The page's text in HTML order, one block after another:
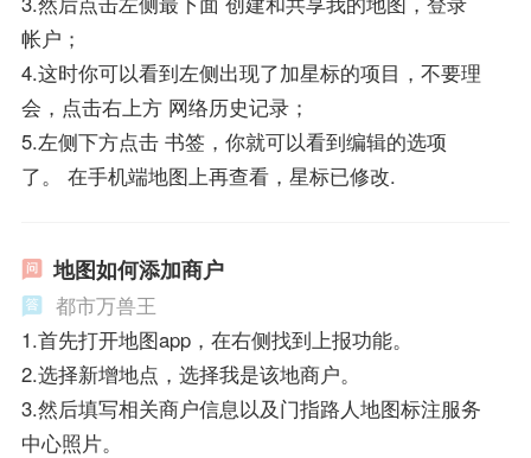
帐户；
4.这时你可以看到左侧出现了加星标的项目，不要理
会，点击右上方 网络历史记录；
5.左侧下方点击 书签，你就可以看到编辑的选项
了。 在手机端地图上再查看，星标已修改.
地图如何添加商户
都市万兽王
1.首先打开地图app，在右侧找到上报功能。
2.选择新增地点，选择我是该地商户。
3.然后填写相关商户信息以及门指路人地图标注服务
中心照片。